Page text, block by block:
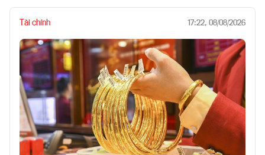
Tài chính 17:22, 08/08/2026